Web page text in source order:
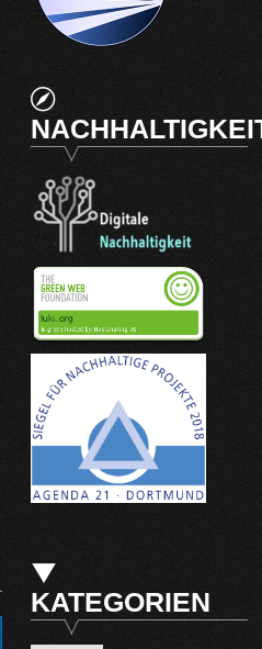
KATEGORIEN